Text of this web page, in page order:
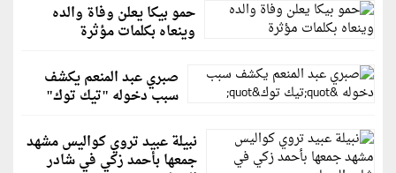
حمو بيكا يعلن وفاة والده
وينعاه بكلمات مؤثرة
صبري عبد المنعم يكشف
سبب دخوله "تيك توك"
نبيلة عبيد تروي كواليس مشهد
جمعها بأحمد زكي في شادر